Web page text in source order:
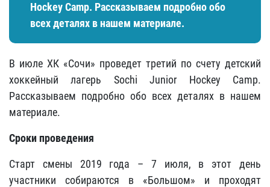
Hockey Camp. Рассказываем подробно обо
всех деталях в нашем материале.
В июле ХК «Сочи» проведет третий по счету детский
хоккейный лагерь Sochi Junior Hockey Camp.
Рассказываем подробно обо всех деталях в нашем
материале.
Сроки проведения
Старт смены 2019 года – 7 июля, в этот день
участники собираются в «Большом» и проходят